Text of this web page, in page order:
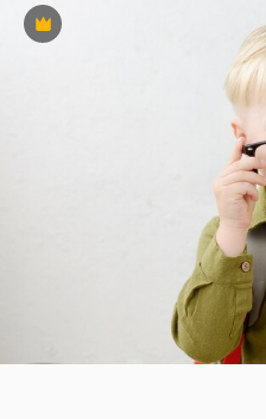
Премиум